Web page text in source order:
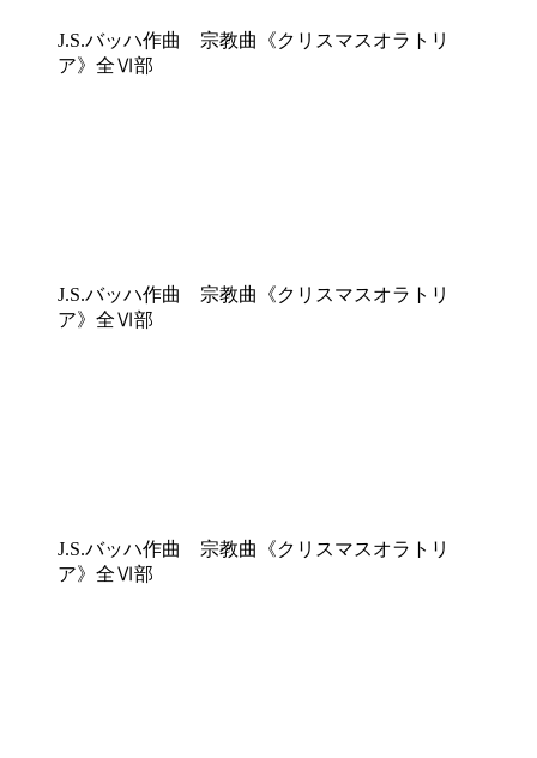
J.S.バッハ作曲 宗教曲《クリスマスオラトリ
ア》全Ⅵ部
J.S.バッハ作曲 宗教曲《クリスマスオラトリ
ア》全Ⅵ部
J.S.バッハ作曲 宗教曲《クリスマスオラトリ
ア》全Ⅵ部